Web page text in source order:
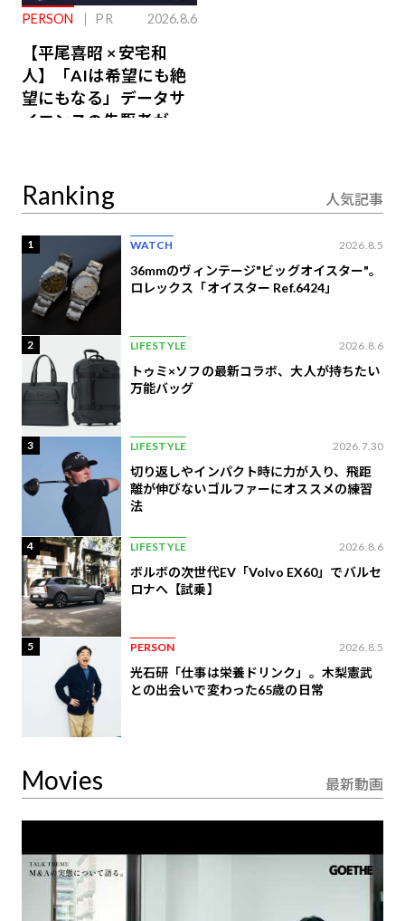
PERSON PR 2026.8.6
【平尾喜昭 × 安宅和
人】「AIは希望にも絶
望にもなる」データサ
イエンスの先駆者が語
Ranking 人気記事
1 WATCH 2026.8.5
36mmのヴィンテージ"ビッグオイスター"。
ロレックス「オイスター Ref.6424」
2 LIFESTYLE 2026.8.6
トゥミ×ソフの最新コラボ、大人が持ちたい
万能バッグ
3 LIFESTYLE 2026.7.30
切り返しやインパクト時に力が入り、飛距
離が伸びないゴルファーにオススメの練習
法
4 LIFESTYLE 2026.8.6
ボルボの次世代EV「Volvo EX60」でバルセ
ロナへ【試乗】
5 PERSON 2026.8.5
光石研「仕事は栄養ドリンク」。木梨憲武
との出会いで変わった65歳の日常
Movies 最新動画